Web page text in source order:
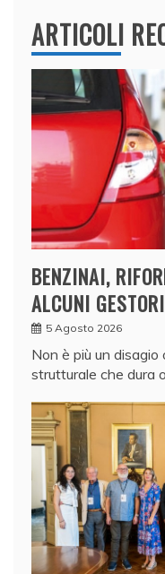
ARTICOLI
BENZINAI,
ALCUNI
5 Agosto 2026
Non è più un
strutturale che dura